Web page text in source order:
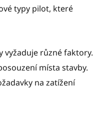
typy pilot, které
vyžaduje různé faktory.
místa stavby.
na zatížení